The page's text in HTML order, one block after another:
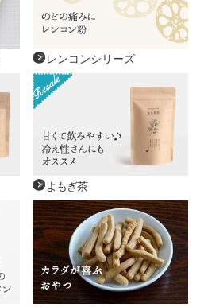
レンコンシリーズ
よもぎ茶